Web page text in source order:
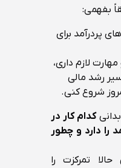
بفهمی:
پردرآمد برای
لازم داری،
رشد مالی
شروع کنی.
کدام کار در
درآمد را دارد و چطور
تمرکزت را